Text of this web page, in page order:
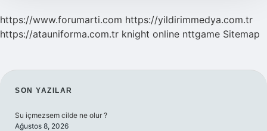
https://www.forumarti.com https://yildirimmedya.com.tr
https://atauniforma.com.tr knight online nttgame Sitemap
SIDEBAR
SON YAZILAR
Su içmezsem cilde ne olur ?
Ağustos 8, 2026